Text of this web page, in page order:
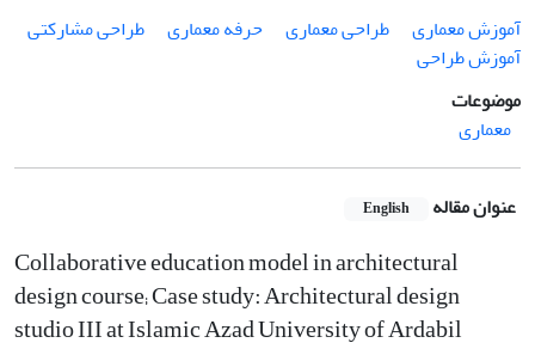
آموزش معماری
طراحی معماری حرفه معماری
‌طراحی مشارکتی
آموزش طراحی
موضوعات
معماری
عنوان مقاله English
Collaborative education model in architectural
design course; Case study: Architectural design
studio III at Islamic Azad University of Ardabil